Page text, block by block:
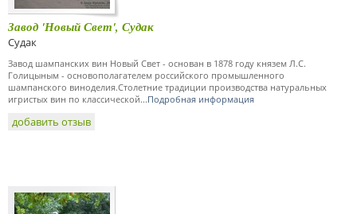
Завод 'Новый Свет', Судак
Судак
Завод шампанских вин Новый Свет - основан в 1878 году князем Л.С.
Голицыным - основополагателем российского промышленного
шампанского виноделия.Столетние традиции производства натуральных
игристых вин по классической...Подробная информация
добавить отзыв